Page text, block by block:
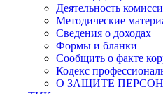
Деятельность
Методические
Сведения о доходах
Формы и бланки
Сообщить о факте
Кодекс
О ЗАЩИТЕ